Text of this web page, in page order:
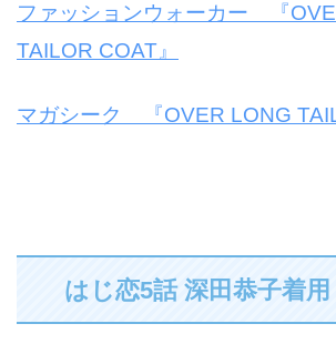
ファッションウォーカー 『
TAILOR COAT』
マガシーク 『OVER LONG
はじ恋5話 深田恭子着